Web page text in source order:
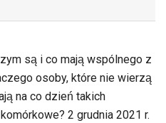
są i co mają wspólnego z
osoby, które nie wierzą
na co dzień takich
2 grudnia 2021 r.